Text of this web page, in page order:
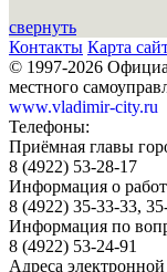
свернуть
Контакты Карта
© 1997-2026
местного
www.vladimir-city.ru
Телефоны:
Приёмная главы
8 (4922) 53-28-17
Информация о
8 (4922) 35-33-33,
Информация по
8 (4922) 53-24-91
Адреса